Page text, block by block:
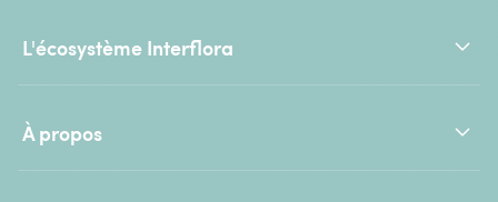
L'écosystème Interflora
À propos